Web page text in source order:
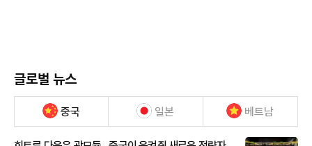
글로벌 뉴스
중국 일본 베트남